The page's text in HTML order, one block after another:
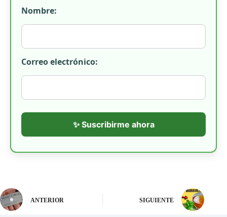
Nombre:
Correo electrónico:
✨ Suscribirme ahora
ANTERIOR SIGUIENTE